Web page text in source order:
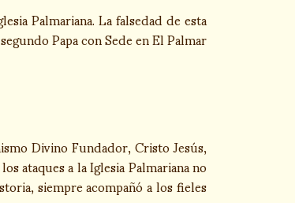
Palmariana. La falsedad de esta
Papa con Sede en El Palmar
Divino Fundador, Cristo Jesús,
ataques a la Iglesia Palmariana no
siempre acompañó a los fieles